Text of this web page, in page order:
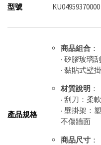
型號 KU04959370000
產品規格
商品組合：
‧ 矽膠玻璃
‧ 黏貼式壁
材質說明 ：
‧ 刮刀：柔
‧ 壁掛架：
不傷牆面
商品尺寸：